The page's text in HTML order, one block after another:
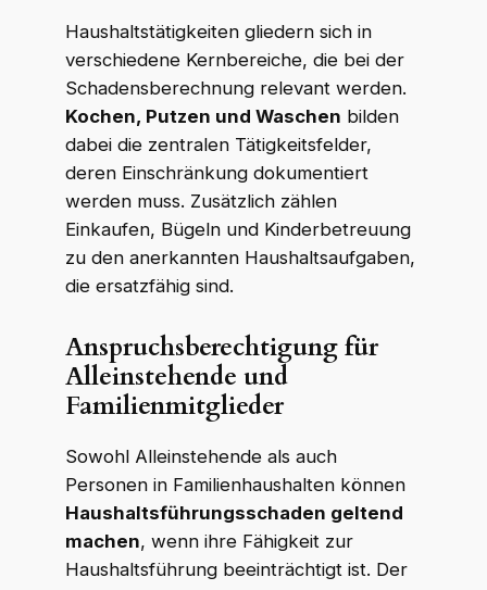
Haushaltstätigkeiten gliedern sich in
verschiedene Kernbereiche, die bei der
Schadensberechnung relevant werden.
Kochen, Putzen und Waschen bilden
dabei die zentralen Tätigkeitsfelder,
deren Einschränkung dokumentiert
werden muss. Zusätzlich zählen
Einkaufen, Bügeln und Kinderbetreuung
zu den anerkannten Haushaltsaufgaben,
die ersatzfähig sind.
Anspruchsberechtigung für
Alleinstehende und
Familienmitglieder
Sowohl Alleinstehende als auch
Personen in Familienhaushalten können
Haushaltsführungsschaden geltend
machen, wenn ihre Fähigkeit zur
Haushaltsführung beeinträchtigt ist. Der